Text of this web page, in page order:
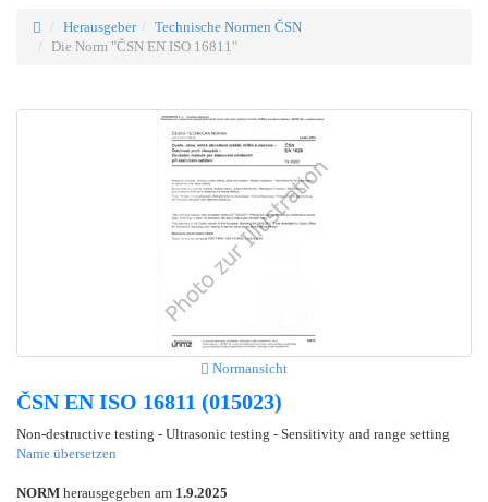
Herausgeber
Technische Normen ČSN
Die Norm "ČSN EN ISO 16811"
Normansicht
ČSN EN ISO 16811 (015023)
Non-destructive testing - Ultrasonic testing - Sensitivity and range setting
Name übersetzen
NORM herausgegeben am 1.9.2025